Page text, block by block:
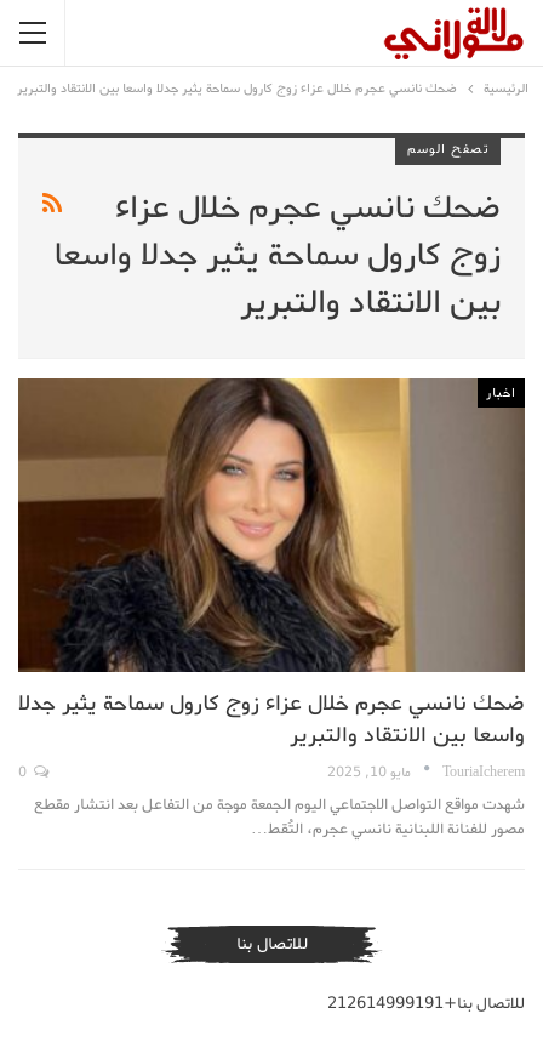
الرئيسية ضحك نانسي عجرم خلال عزاء زوج كارول سماحة يثير جدلا واسعا بين الانتقاد والتبرير
تصفح الوسم
ضحك نانسي عجرم خلال عزاء
زوج كارول سماحة يثير جدلا واسعا
بين الانتقاد والتبرير
اخبار
ضحك نانسي عجرم خلال عزاء زوج كارول سماحة يثير جدلا
واسعا بين الانتقاد والتبرير
TouriaIcherem مايو 10, 2025
شهدت مواقع التواصل الاجتماعي اليوم الجمعة موجة من التفاعل بعد انتشار مقطع
مصور للفنانة اللبنانية نانسي عجرم، التُقط…
للاتصال بنا
للاتصال بنا+212614999191